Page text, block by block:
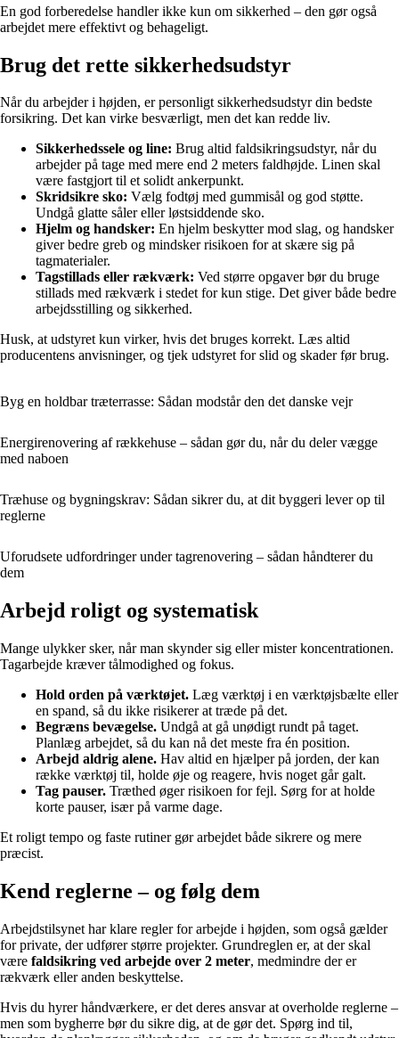
En god forberedelse handler ikke kun om sikkerhed – den gør også
arbejdet mere effektivt og behageligt.
Brug det rette sikkerhedsudstyr
Når du arbejder i højden, er personligt sikkerhedsudstyr din bedste
forsikring. Det kan virke besværligt, men det kan redde liv.
Sikkerhedssele og line: Brug altid faldsikringsudstyr, når du
arbejder på tage med mere end 2 meters faldhøjde. Linen skal
være fastgjort til et solidt ankerpunkt.
Skridsikre sko: Vælg fodtøj med gummisål og god støtte.
Undgå glatte såler eller løstsiddende sko.
Hjelm og handsker: En hjelm beskytter mod slag, og handsker
giver bedre greb og mindsker risikoen for at skære sig på
tagmaterialer.
Tagstillads eller rækværk: Ved større opgaver bør du bruge
stillads med rækværk i stedet for kun stige. Det giver både bedre
arbejdsstilling og sikkerhed.
Husk, at udstyret kun virker, hvis det bruges korrekt. Læs altid
producentens anvisninger, og tjek udstyret for slid og skader før brug.
Byg en holdbar træterrasse: Sådan modstår den det danske vejr
Energirenovering af rækkehuse – sådan gør du, når du deler vægge
med naboen
Træhuse og bygningskrav: Sådan sikrer du, at dit byggeri lever op til
reglerne
Uforudsete udfordringer under tagrenovering – sådan håndterer du
dem
Arbejd roligt og systematisk
Mange ulykker sker, når man skynder sig eller mister koncentrationen.
Tagarbejde kræver tålmodighed og fokus.
Hold orden på værktøjet. Læg værktøj i en værktøjsbælte eller
en spand, så du ikke risikerer at træde på det.
Begræns bevægelse. Undgå at gå unødigt rundt på taget.
Planlæg arbejdet, så du kan nå det meste fra én position.
Arbejd aldrig alene. Hav altid en hjælper på jorden, der kan
række værktøj til, holde øje og reagere, hvis noget går galt.
Tag pauser. Træthed øger risikoen for fejl. Sørg for at holde
korte pauser, især på varme dage.
Et roligt tempo og faste rutiner gør arbejdet både sikrere og mere
præcist.
Kend reglerne – og følg dem
Arbejdstilsynet har klare regler for arbejde i højden, som også gælder
for private, der udfører større projekter. Grundreglen er, at der skal
være faldsikring ved arbejde over 2 meter, medmindre der er
rækværk eller anden beskyttelse.
Hvis du hyrer håndværkere, er det deres ansvar at overholde reglerne –
men som bygherre bør du sikre dig, at de gør det. Spørg ind til,